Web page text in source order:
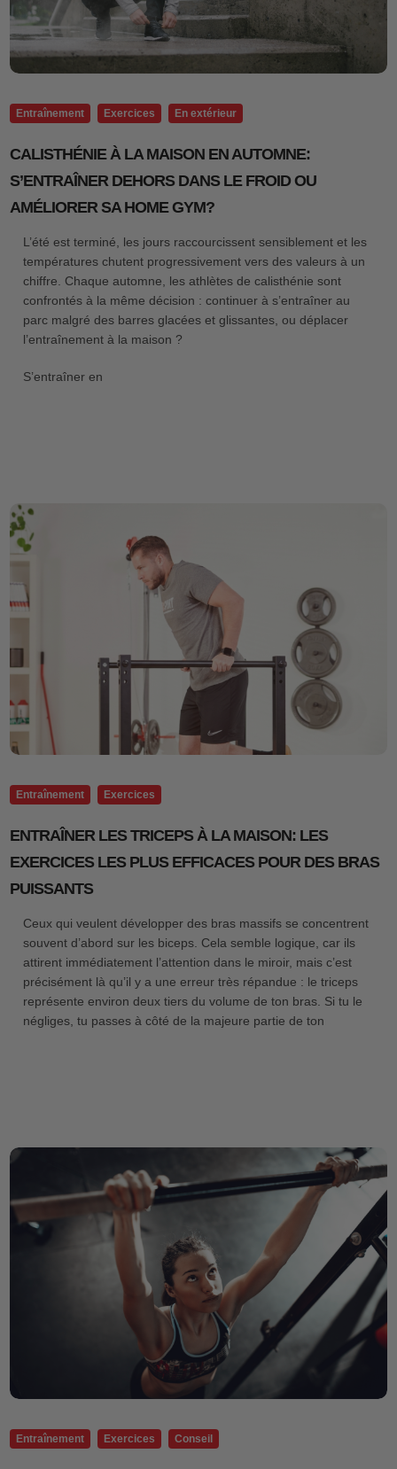
Entraînement Exercices En extérieur
CALISTHÉNIE À LA MAISON EN AUTOMNE:
S’ENTRAÎNER DEHORS DANS LE FROID OU
AMÉLIORER SA HOME GYM?
L’été est terminé, les jours raccourcissent sensiblement et les
températures chutent progressivement vers des valeurs à un
chiffre. Chaque automne, les athlètes de calisthénie sont
confrontés à la même décision : continuer à s’entraîner au
parc malgré des barres glacées et glissantes, ou déplacer
l’entraînement à la maison ?
S’entraîner en
Entraînement Exercices
ENTRAÎNER LES TRICEPS À LA MAISON: LES
EXERCICES LES PLUS EFFICACES POUR DES BRAS
PUISSANTS
Ceux qui veulent développer des bras massifs se concentrent
souvent d’abord sur les biceps. Cela semble logique, car ils
attirent immédiatement l’attention dans le miroir, mais c’est
précisément là qu’il y a une erreur très répandue : le triceps
représente environ deux tiers du volume de ton bras. Si tu le
négliges, tu passes à côté de la majeure partie de ton
Entraînement Exercices Conseil